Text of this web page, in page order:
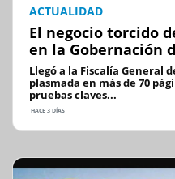
ACTUALIDAD
El negocio torcido
en la Gobernación
Llegó a la Fiscalía General
plasmada en más de 70
pruebas claves...
HACE 3 DÍAS